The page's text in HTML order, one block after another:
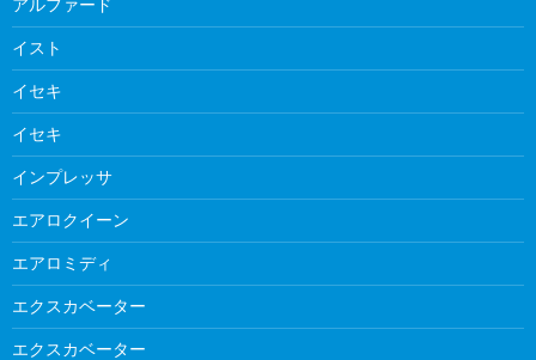
アルファード
イスト
イセキ
イセキ
インプレッサ
エアロクイーン
エアロミディ
エクスカベーター
エクスカベーター